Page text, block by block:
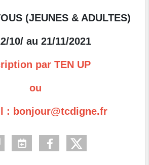
(JEUNES & ADULTES)
10/ au 21/11/2021
par TEN UP
ou
: bonjour@tcdigne.fr